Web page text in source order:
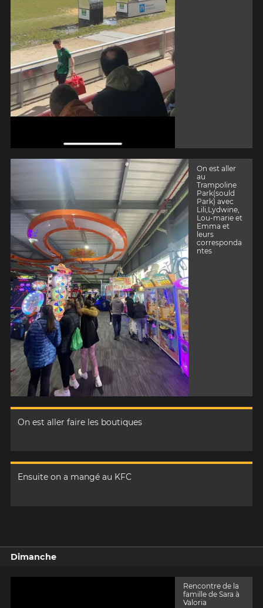
On est aller
au
Trampoline
Park(sould
Park) avec
Lili,Lydwine,
Lou-marie et
Emma et
leurs
corresponda
ntes
On est aller faire les boutiques
Ensuite on a mangé au KFC
Dimanche
Rencontre de la
famille de Sara à
Valoria